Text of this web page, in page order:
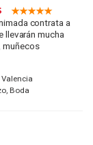
contrata a
llevarán mucha
muñecos
Valencia
Boda